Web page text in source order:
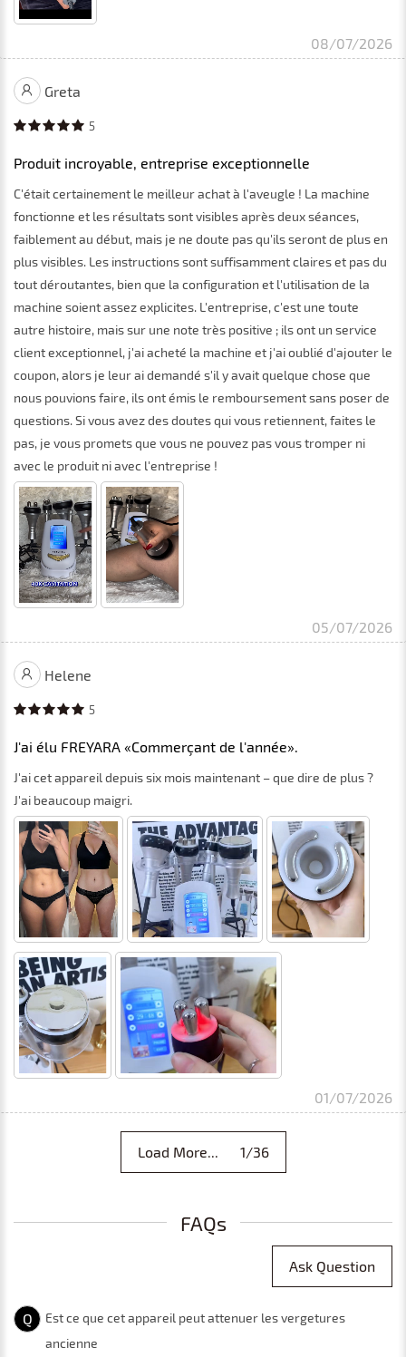
08/07/2026
Greta
5
Produit incroyable, entreprise exceptionnelle
C'était certainement le meilleur achat à l'aveugle ! La machine
fonctionne et les résultats sont visibles après deux séances,
faiblement au début, mais je ne doute pas qu'ils seront de plus en
plus visibles. Les instructions sont suffisamment claires et pas du
tout déroutantes, bien que la configuration et l'utilisation de la
machine soient assez explicites. L'entreprise, c'est une toute
autre histoire, mais sur une note très positive ; ils ont un service
client exceptionnel, j'ai acheté la machine et j'ai oublié d'ajouter le
coupon, alors je leur ai demandé s'il y avait quelque chose que
nous pouvions faire, ils ont émis le remboursement sans poser de
questions. Si vous avez des doutes qui vous retiennent, faites le
pas, je vous promets que vous ne pouvez pas vous tromper ni
avec le produit ni avec l'entreprise !
05/07/2026
Helene
5
J'ai élu FREYARA «Commerçant de l'année».
J'ai cet appareil depuis six mois maintenant – que dire de plus ?
J'ai beaucoup maigri.
01/07/2026
Load More... 1/36
FAQs
Ask Question
Q
Est ce que cet appareil peut attenuer les vergetures
ancienne